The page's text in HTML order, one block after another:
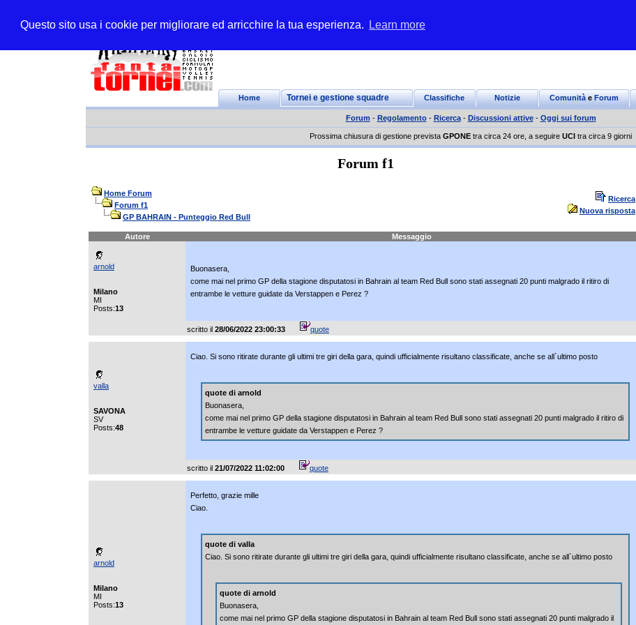
Questo sito usa i cookie per migliorare ed arricchire la tua esperienza. Learn more
Home Tornei e gestione squadre Classifiche Notizie Comunitàe Forum
Forum - Regolamento- Ricerca- Discussioni attive- Oggi sui forum
Prossima chiusura di gestione prevista GPONE tra circa 24 ore, a seguire UCI tra circa 9 giorni
Forum f1
Home Forum
Forum f1
GP BAHRAIN - Punteggio Red Bull
Ricerca
Nuova risposta
Autore Messaggio
arnold
Milano
MI
Posts:13
Buonasera,
come mai nel primo GP della stagione disputatosi in Bahrain al team Red Bull sono stati assegnati 20 punti malgrado il ritiro di
entrambe le vetture guidate da Verstappen e Perez ?
scritto il 28/06/2022 23:00:33 quote
valla
SAVONA
SV
Posts:48
Ciao. Si sono ritirate durante gli ultimi tre giri della gara, quindi ufficialmente risultano classificate, anche se all`ultimo posto
quote di arnold
Buonasera,
come mai nel primo GP della stagione disputatosi in Bahrain al team Red Bull sono stati assegnati 20 punti malgrado il ritiro di
entrambe le vetture guidate da Verstappen e Perez ?
scritto il 21/07/2022 11:02:00 quote
arnold
Milano
MI
Posts:13
Perfetto, grazie mille
Ciao.
quote di valla
Ciao. Si sono ritirate durante gli ultimi tre giri della gara, quindi ufficialmente risultano classificate, anche se all`ultimo posto
quote di arnold
Buonasera,
come mai nel primo GP della stagione disputatosi in Bahrain al team Red Bull sono stati assegnati 20 punti malgrado il